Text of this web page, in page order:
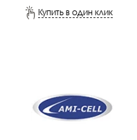
Купить в один клик